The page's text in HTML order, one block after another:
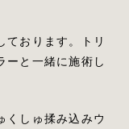
ております。トリ
ーと一緒に施術し
くしゅ揉み込みウ